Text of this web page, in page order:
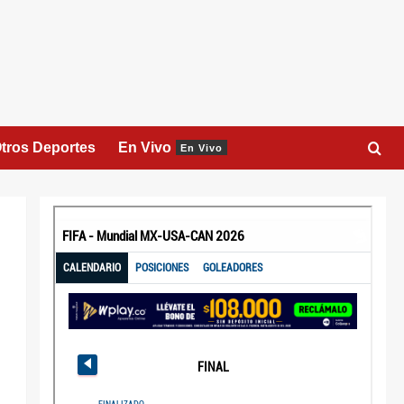
Deportes En Vivo En Vivo